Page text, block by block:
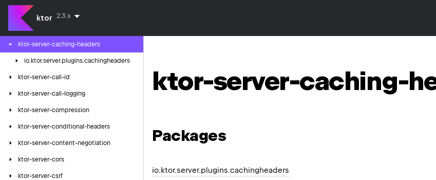
ktor 2.3.x
ktor-server-auto-head-response
ktor-server-body-limit
ktor-server-caching-headers
io. ktor.server.plugins.cachingheaders
ktor-server-call-id
ktor-server-call-logging
ktor-server-compression
ktor-server-conditional-headers
ktor-server-content-negotiation
ktor-server-cors
ktor-server-csrf
ktor-server-caching-
Packages
io.ktor.server.plugins.cachingheaders